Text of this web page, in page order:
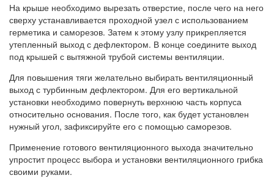
На крыше необходимо вырезать отверстие, после чего на него
сверху устанавливается проходной узел с использованием
герметика и саморезов. Затем к этому узлу прикрепляется
утепленный выход с дефлектором. В конце соедините выход
под крышей с вытяжной трубой системы вентиляции.
Для повышения тяги желательно выбирать вентиляционный
выход с турбинным дефлектором. Для его вертикальной
установки необходимо повернуть верхнюю часть корпуса
относительно основания. После того, как будет установлен
нужный угол, зафиксируйте его с помощью саморезов.
Применение готового вентиляционного выхода значительно
упростит процесс выбора и установки вентиляционного грибка
своими руками.